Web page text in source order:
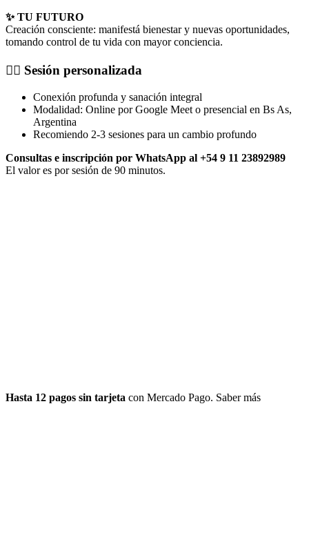
✨ TU FUTURO
Creación consciente: manifestá bienestar y nuevas oportunidades,
tomando control de tu vida con mayor conciencia.
🧘‍♀️ Sesión personalizada
Conexión profunda y sanación integral
Modalidad: Online por Google Meet o presencial en Bs As,
Argentina
Recomiendo 2-3 sesiones para un cambio profundo
Consultas e inscripción por WhatsApp al +54 9 11 23892989
El valor es por sesión de 90 minutos.
Hasta 12 pagos sin tarjeta con Mercado Pago. Saber más